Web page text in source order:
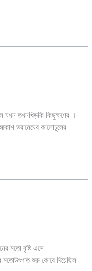
যখন তখনখিড়কি কিছুক্ষণের ।
ভরামেঘের কালোচুলের
মতো বৃষ্টি এসে
মতোউৎপাত শুরু কোরে দিয়েছিল